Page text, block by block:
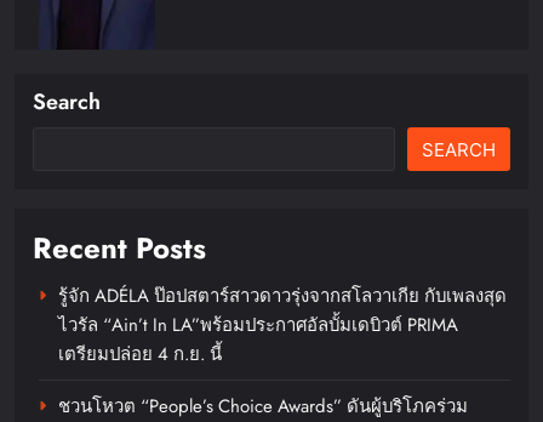
แสนสิริ เข้าใจความกังวลผู้ซื้อบ้าน
ใจกลุ่มเรียลดีมานด์ ตอบรับกระแสดี
บ้านไม่เกิน 10 ล้าน สร้างยอดขาย
ครึ่งปีแรก กว่า 4,000 ล้านบาท
Search
SEARCH
Recent Posts
รู้จัก ADÉLA ป๊อปสตาร์สาวดาวรุ่งจากสโลวาเกีย กับเพลงสุด
ไวรัล “Ain’t In LA”พร้อมประกาศอัลบั้มเดบิวต์ PRIMA
เตรียมปล่อย 4 ก.ย. นี้
ชวนโหวต “People’s Choice Awards” ดันผู้บริโภคร่วม